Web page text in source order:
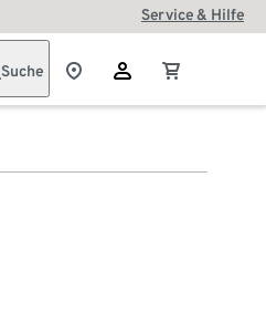
Service & Hilfe
Suche